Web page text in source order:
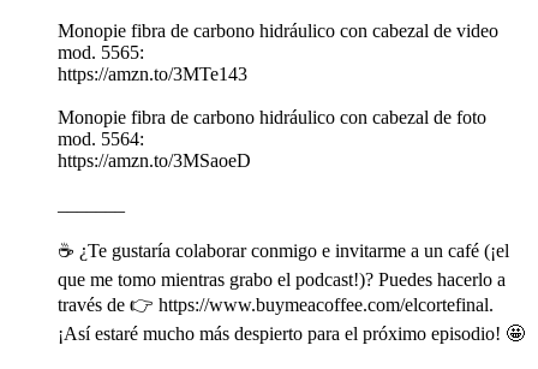
Monopie fibra de carbono hidráulico con cabezal de video
mod. 5565:
https://amzn.to/3MTe143
Monopie fibra de carbono hidráulico con cabezal de foto
mod. 5564:
https://amzn.to/3MSaoeD
☕️ ¿Te gustaría colaborar conmigo e invitarme a un café (¡el
que me tomo mientras grabo el podcast!)? Puedes hacerlo a
través de 👉 https://www.buymeacoffee.com/elcortefinal.
¡Así estaré mucho más despierto para el próximo episodio! 🤩